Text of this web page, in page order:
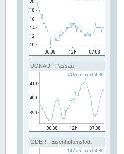
DONAU - Passau
ODER - Eisenhüttenstadt